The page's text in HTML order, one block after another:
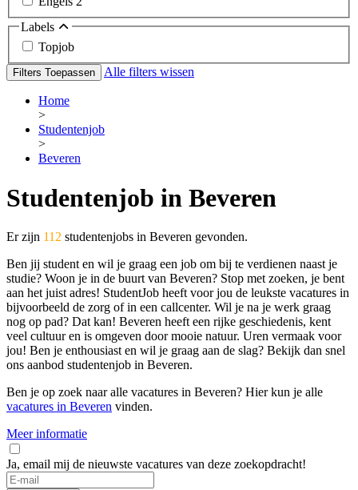
Labels
Topjob
Filters Toepassen Alle filters wissen
Home
>
Studentenjob
>
Beveren
Studentenjob in Beveren
Er zijn 112 studentenjobs in Beveren gevonden.
Ben jij student en wil je graag een job om bij te verdienen naast je
studie? Woon je in de buurt van Beveren? Stop met zoeken, je bent
aan het juist adres! StudentJob heeft voor jou de leukste vacatures in
bijvoorbeeld de zorg of in een callcenter. Wil je na je werk graag
nog op pad? Dat kan! Beveren heeft een rijke geschiedenis, kent
veel cultuur en is omgeven door mooie natuur. Uren vermaak voor
jou! Ben je enthousiast en wil je graag aan de slag? Bekijk dan snel
ons aanbod studentenjob in Beveren.
Ben je op zoek naar alle vacatures in Beveren? Hier kun je alle
vacatures in Beveren vinden.
Meer informatie
Ja, email mij de nieuwste vacatures van deze zoekopdracht!